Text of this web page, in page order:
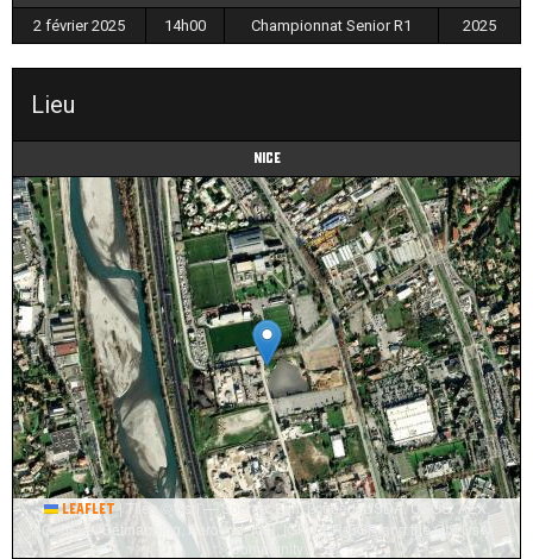
2 février 2025 14h00 Championnat Senior R1 2025
Lieu
Nice
Leaflet | Tiles © Esri — Source: Esri, i-cubed, USDA, USGS, AEX,
GeoEye, Getmapping, Aerogrid, IGN, IGP, UPR-EGP, and the GIS User
Community